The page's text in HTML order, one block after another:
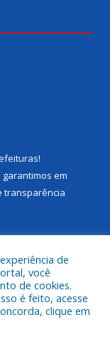
!
em
transparência
de Juruti.
de
você
de cookies.
é feito, acesse
clique em